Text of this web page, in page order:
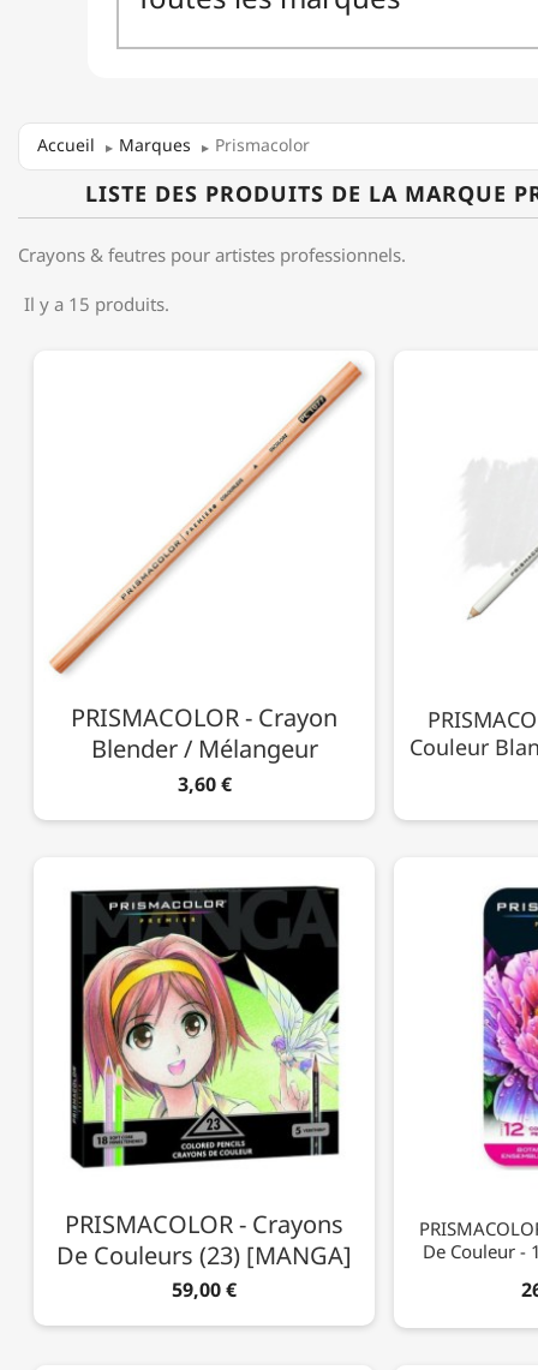
Accueil Marques Prismacolor
LISTE DES PRODUITS DE LA MARQUE
Crayons & feutres pour artistes professionnels.
Il y a 15 produits.
PRISMACOLOR - Crayon
Blender / Mélangeur
3,60 €
Couleur
PRISMACOLOR - Crayons
De Couleurs (23) [MANGA]
59,00 €
De Couleur -